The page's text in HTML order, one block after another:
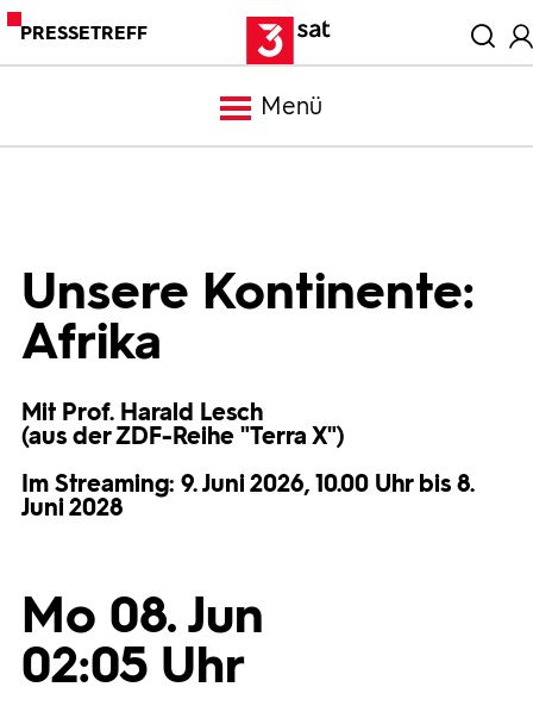
PRESSETREFF
Menü
Trailer
Bilder
Unsere Kontinente:
Afrika
Mit Prof. Harald Lesch
(aus der ZDF-Reihe "Terra X")
Im Streaming: 9. Juni 2026, 10.00 Uhr bis 8.
Juni 2028
Mo 08. Jun
02:05 Uhr